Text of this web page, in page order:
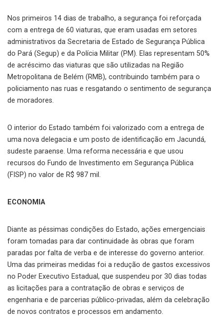
Nos primeiros 14 dias de trabalho, a segurança foi reforçada
com a entrega de 60 viaturas, que eram usadas em setores
administrativos da Secretaria de Estado de Segurança Pública
do Pará (Segup) e da Polícia Militar (PM). Elas representam 50%
de acréscimo das viaturas que são utilizadas na Região
Metropolitana de Belém (RMB), contribuindo também para o
policiamento nas ruas e resgatando o sentimento de segurança
de moradores.
O interior do Estado também foi valorizado com a entrega de
uma nova delegacia e um posto de identificação em Jacundá,
sudeste paraense. Uma reforma necessária e que usou
recursos do Fundo de Investimento em Segurança Pública
(FISP) no valor de R$ 987 mil.
ECONOMIA
Diante as péssimas condições do Estado, ações emergenciais
foram tomadas para dar continuidade às obras que foram
paradas por falta de verba e de interesse do governo anterior.
Uma das primeiras medidas foi a redução de gastos excessivos
no Poder Executivo Estadual, que suspendeu por 30 dias todas
as licitações para a contratação de obras e serviços de
engenharia e de parcerias público-privadas, além da celebração
de novos contratos e processos em andamento.